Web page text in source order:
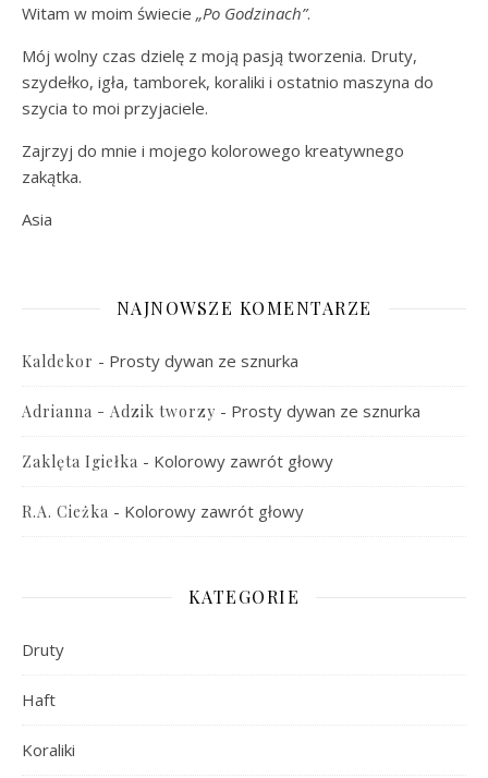
Witam w moim świecie „Po Godzinach”.
Mój wolny czas dzielę z moją pasją tworzenia. Druty,
szydełko, igła, tamborek, koraliki i ostatnio maszyna do
szycia to moi przyjaciele.
Zajrzyj do mnie i mojego kolorowego kreatywnego
zakątka.
Asia
NAJNOWSZE KOMENTARZE
Kaldekor - Prosty dywan ze sznurka
Adrianna - Adzik tworzy - Prosty dywan ze sznurka
Zaklęta Igiełka - Kolorowy zawrót głowy
R.A. Cieżka - Kolorowy zawrót głowy
KATEGORIE
Druty
Haft
Koraliki